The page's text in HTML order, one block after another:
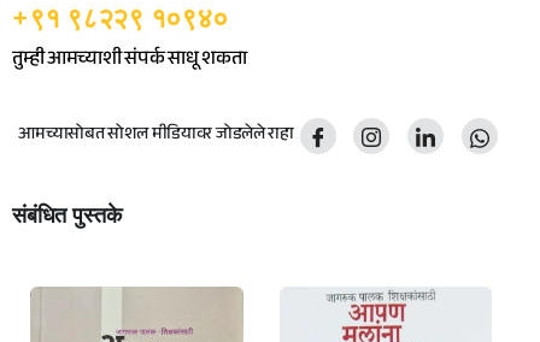
+९१ ९८२२९ १०९४०
तुम्ही आमच्याशी संपर्क साधू शकता
आमच्यासोबत सोशल मीडियावर जोडलेले राहा
संबंधित पुस्तके